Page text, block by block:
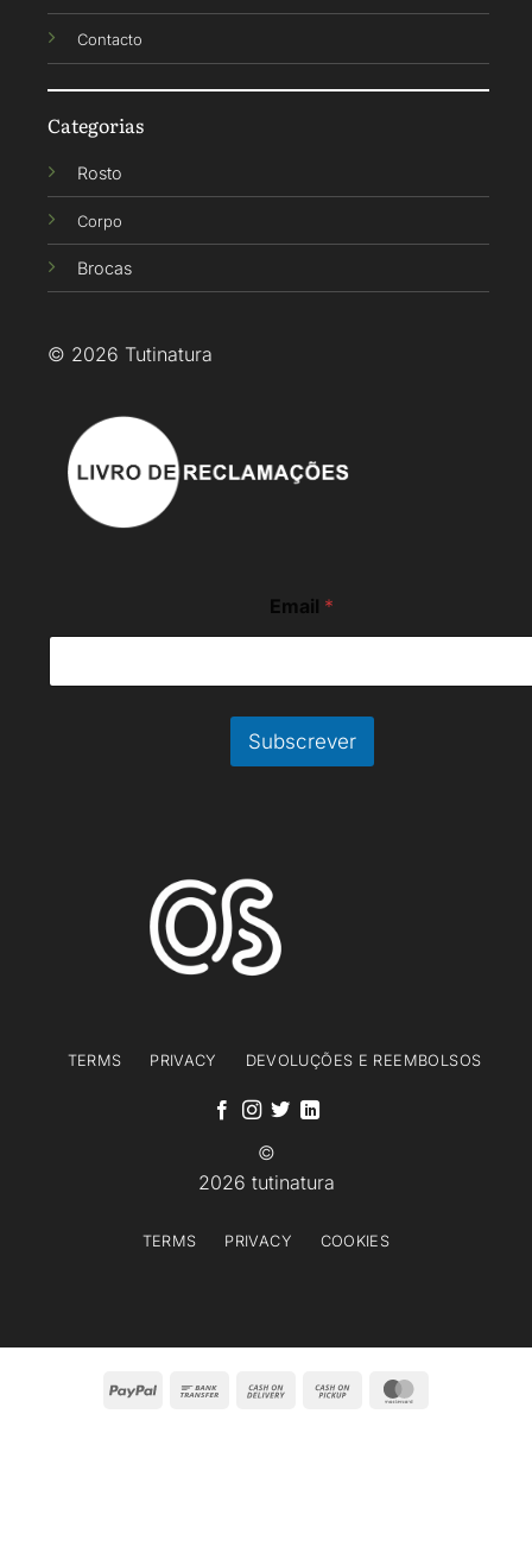
Contacto
Categorias
Rosto
Corpo
Brocas
© 2026 Tutinatura
m
a
m
a
i
Email *
Subscrever
TERMS PRIVACY DEVOLUÇÕES E REEMBOLSOS
©
2026 tutinatura
TERMS PRIVACY COOKIES
PayPal
Bank
Cash
Cash